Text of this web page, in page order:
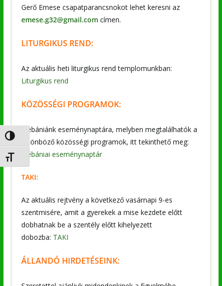
Nagy kontraszt váltása
Betűméret váltása
Gerő Emese csapatparancsnokot lehet keresni az
emese.g32@gmail.comcímen.
LITURGIKUS REND:
Az aktuális heti liturgikus rend templomunkban:
Liturgikus rend
KÖZÖSSÉGI PROGRAMOK:
Plébániánk eseménynaptára, melyben megtalálhatók a
különböző közösségi programok, itt tekinthető meg:
Plébániai eseménynaptár
TAKI:
Az aktuális rejtvény a következő vasárnapi 9-es
szentmisére, amit a gyerekek a mise kezdete előtt
dobhatnak be a szentély előtt kihelyezett
dobozba: TAKI
ÁLLANDÓ HIRDETÉSEINK: